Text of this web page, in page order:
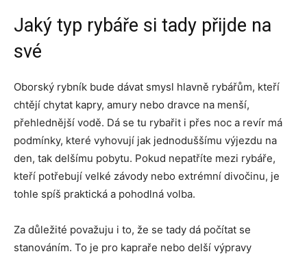
Jaký typ rybáře si tady přijde na
své
Oborský rybník bude dávat smysl hlavně rybářům, kteří
chtějí chytat kapry, amury nebo dravce na menší,
přehlednější vodě. Dá se tu rybařit i přes noc a revír má
podmínky, které vyhovují jak jednoduššímu výjezdu na
den, tak delšímu pobytu. Pokud nepatříte mezi rybáře,
kteří potřebují velké závody nebo extrémní divočinu, je
tohle spíš praktická a pohodlná volba.
Za důležité považuju i to, že se tady dá počítat se
stanováním. To je pro kapraře nebo delší výpravy